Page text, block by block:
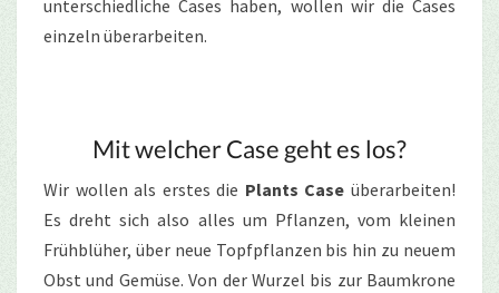
unterschiedliche Cases haben, wollen wir die Cases
einzeln überarbeiten.
Mit welcher Case geht es los?
Wir wollen als erstes die Plants Case überarbeiten!
Es dreht sich also alles um Pflanzen, vom kleinen
Frühblüher, über neue Topfpflanzen bis hin zu neuem
Obst und Gemüse. Von der Wurzel bis zur Baumkrone